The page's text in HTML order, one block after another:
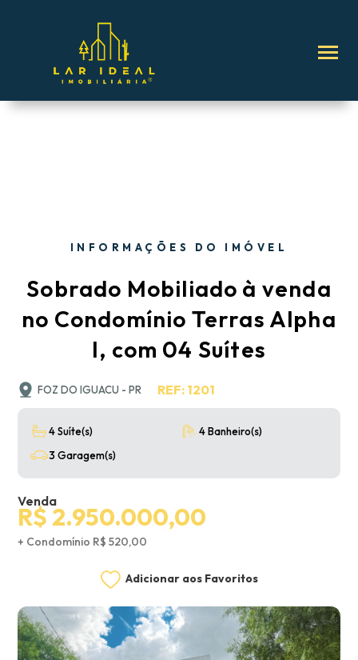
INFORMAÇÕES DO IMÓVEL
Sobrado Mobiliado à venda
no Condomínio Terras Alpha
I, com 04 Suítes
FOZ DO IGUACU - PR REF: 1201
4 Suíte(s)
4 Banheiro(s)
3 Garagem(s)
Venda
R$ 2.950.000,00
+ Condomínio R$ 520,00
Adicionar aos Favoritos